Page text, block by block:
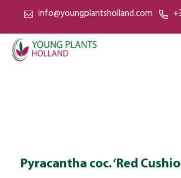
info@youngplantsholland.com
Pyracantha coc. ‘Red